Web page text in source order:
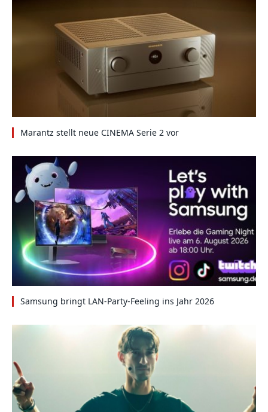
Marantz stellt neue CINEMA Serie 2 vor
Samsung bringt LAN-Party-Feeling ins Jahr 2026